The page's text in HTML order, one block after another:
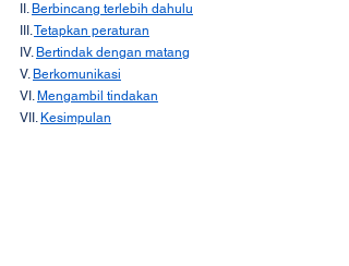
II. Berbincang terlebih dahulu
III. Tetapkan peraturan
IV. Bertindak dengan matang
V. Berkomunikasi
VI. Mengambil tindakan
VII. Kesimpulan